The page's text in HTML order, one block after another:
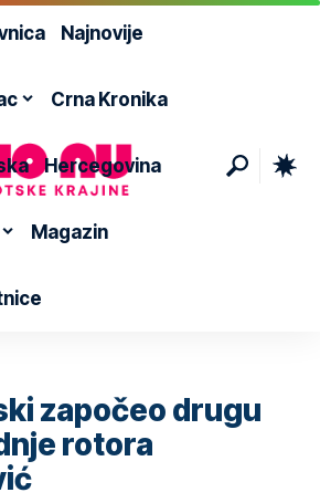
Najnovije
Crna Kronika
Hercegovina
Magazin
započeo drugu
rotora